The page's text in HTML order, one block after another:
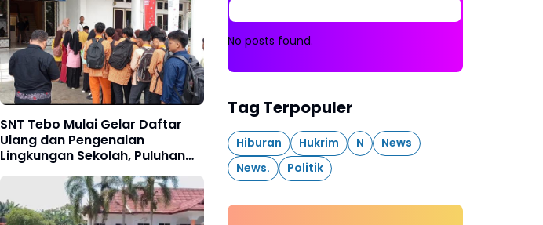
SNT Tebo Mulai Gelar Daftar
Ulang dan Pengenalan
Lingkungan Sekolah, Puluhan
Calon Siswa Hadir Bersama
Orang Tua
No posts found.
Tag Terpopuler
Hiburan Hukrim N
News
News.
Politik